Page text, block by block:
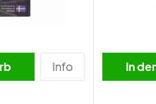
Info In